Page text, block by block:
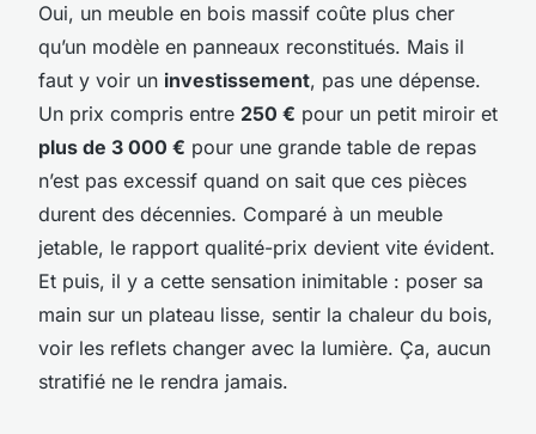
Oui, un meuble en bois massif coûte plus cher
qu’un modèle en panneaux reconstitués. Mais il
faut y voir un investissement, pas une dépense.
Un prix compris entre 250 € pour un petit miroir et
plus de 3 000 € pour une grande table de repas
n’est pas excessif quand on sait que ces pièces
durent des décennies. Comparé à un meuble
jetable, le rapport qualité-prix devient vite évident.
Et puis, il y a cette sensation inimitable : poser sa
main sur un plateau lisse, sentir la chaleur du bois,
voir les reflets changer avec la lumière. Ça, aucun
stratifié ne le rendra jamais.